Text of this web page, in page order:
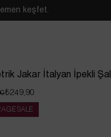
keşfet.
Jakar İtalyan İpekli
₺249,90
SALE